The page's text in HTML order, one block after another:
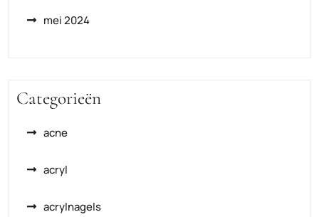
mei 2024
Categorieën
acne
acryl
acrylnagels